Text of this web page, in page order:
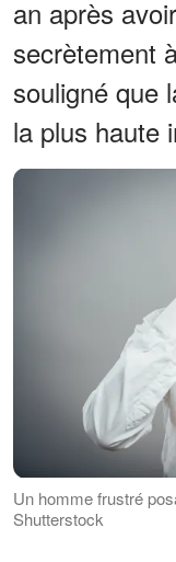
an après
secrètement
souligné que
la plus haute
Un homme frustré
Shutterstock